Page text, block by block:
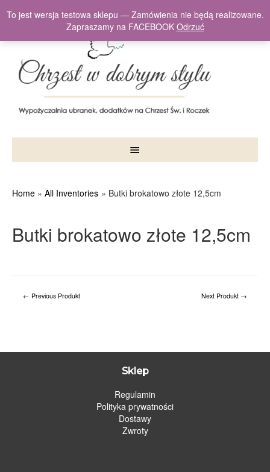
Home All Inventories Butki brokatowo złote 12,5cm
Butki brokatowo złote 12,5cm
← Previous Produkt Next Produkt →
Sklep
Regulamin
Polityka prywatności
Dostawy
Zwroty
To jest wersja testowa sklepu — Zamówienia nie będą realizowane.
Zapraszamy na FACEBOOK Odrzuć